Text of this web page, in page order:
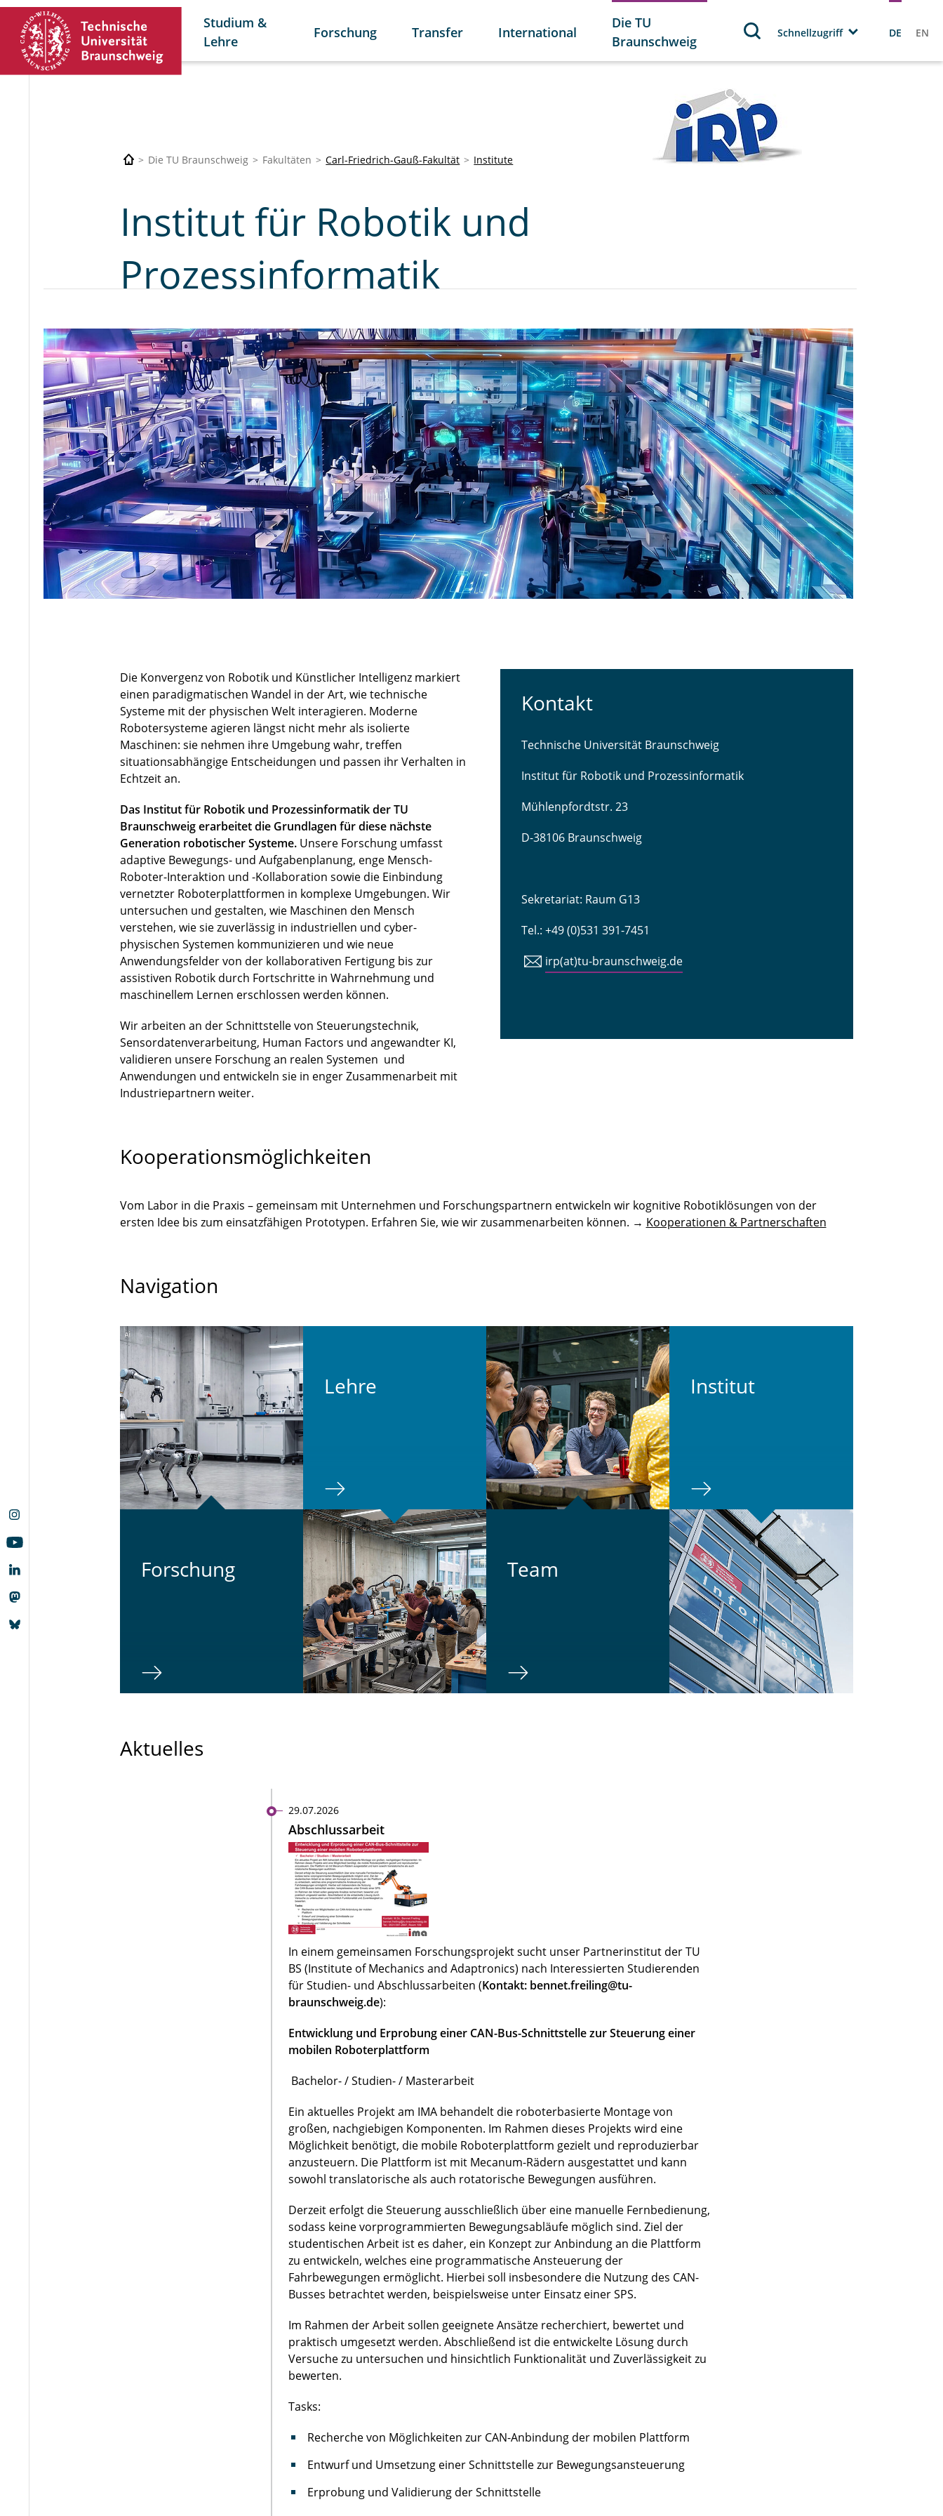
Studium &
Lehre
Forschung Transfer International
Die TU
Braunschweig
Schnellzugriff DE EN
Die TU Braunschweig Fakultäten Carl-Friedrich-Gauß-Fakultät Institute
Institut für Robotik und
Prozessinformatik
Die Konvergenz von Robotik und Künstlicher Intelligenz markiert
einen paradigmatischen Wandel in der Art, wie technische
Systeme mit der physischen Welt interagieren. Moderne
Robotersysteme agieren längst nicht mehr als isolierte
Maschinen: sie nehmen ihre Umgebung wahr, treffen
situationsabhängige Entscheidungen und passen ihr Verhalten in
Echtzeit an.
Das Institut für Robotik und Prozessinformatik der TU
Braunschweig erarbeitet die Grundlagen für diese nächste
Generation robotischer Systeme.Unsere Forschung umfasst
adaptive Bewegungs- und Aufgabenplanung, enge Mensch-
Roboter-Interaktion und -Kollaboration sowie die Einbindung
vernetzter Roboterplattformen in komplexe Umgebungen. Wir
untersuchen und gestalten, wie Maschinen den Mensch
verstehen, wie sie zuverlässig in industriellen und cyber-
physischen Systemen kommunizieren und wie neue
Anwendungsfelder von der kollaborativen Fertigung bis zur
assistiven Robotik durch Fortschritte in Wahrnehmung und
maschinellem Lernen erschlossen werden können.
Wir arbeiten an der Schnittstelle von Steuerungstechnik,
Sensordatenverarbeitung, Human Factors und angewandter KI,
validieren unsere Forschung an realen Systemen und
Anwendungen und entwickeln sie in enger Zusammenarbeit mit
Industriepartnern weiter.
Kontakt
Technische Universität Braunschweig
Institut für Robotik und Prozessinformatik
Mühlenpfordtstr. 23
D-38106 Braunschweig
Sekretariat: Raum G13
Tel.: +49 (0)531 391-7451
irp(at)tu-braunschweig.de
Kooperationsmöglichkeiten
Vom Labor in die Praxis – gemeinsam mit Unternehmen und Forschungspartnern entwickeln wir kognitive Robotiklösungen von der
ersten Idee bis zum einsatzfähigen Prototypen. Erfahren Sie, wie wir zusammenarbeiten können. → Kooperationen & Partnerschaften
Navigation
For­schung
Lehre
Team
In­sti­tut
Aktuelles
29.07.2026
Abschlussarbeit
In einem gemeinsamen Forschungsprojekt sucht unser Partnerinstitut der TU
BS (Institute of Mechanics and Adaptronics) nach Interessierten Studierenden
für Studien- und Abschlussarbeiten (Kontakt: bennet.freiling@tu-
braunschweig.de):
Entwicklung und Erprobung einer CAN-Bus-Schnittstelle zur Steuerung einer
mobilen Roboterplattform
Bachelor- / Studien- / Masterarbeit
Ein aktuelles Projekt am IMA behandelt die roboterbasierte Montage von
großen, nachgiebigen Komponenten. Im Rahmen dieses Projekts wird eine
Möglichkeit benötigt, die mobile Roboterplattform gezielt und reproduzierbar
anzusteuern. Die Plattform ist mit Mecanum-Rädern ausgestattet und kann
sowohl translatorische als auch rotatorische Bewegungen ausführen.
Derzeit erfolgt die Steuerung ausschließlich über eine manuelle Fernbedienung,
sodass keine vorprogrammierten Bewegungsabläufe möglich sind. Ziel der
studentischen Arbeit ist es daher, ein Konzept zur Anbindung an die Plattform
zu entwickeln, welches eine programmatische Ansteuerung der
Fahrbewegungen ermöglicht. Hierbei soll insbesondere die Nutzung des CAN-
Busses betrachtet werden, beispielsweise unter Einsatz einer SPS.
Im Rahmen der Arbeit sollen geeignete Ansätze recherchiert, bewertet und
praktisch umgesetzt werden. Abschließend ist die entwickelte Lösung durch
Versuche zu untersuchen und hinsichtlich Funktionalität und Zuverlässigkeit zu
bewerten.
Tasks:
Recherche von Möglichkeiten zur CAN-Anbindung der mobilen Plattform
Entwurf und Umsetzung einer Schnittstelle zur Bewegungsansteuerung
Erprobung und Validierung der Schnittstelle